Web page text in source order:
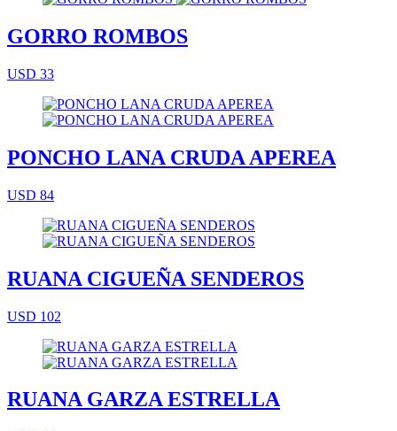
GORRO ROMBOS
USD 33
PONCHO LANA CRUDA APEREA
USD 84
RUANA CIGUEÑA SENDEROS
USD 102
RUANA GARZA ESTRELLA